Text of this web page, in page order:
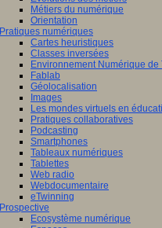
Métiers du numérique
Orientation
Pratiques numériques
Cartes heuristiques
Classes inversées
Environnement Numérique de
Fablab
Géolocalisation
Images
Les mondes virtuels en
Pratiques collaboratives
Podcasting
Smartphones
Tableaux numériques
Tablettes
Web radio
Webdocumentaire
eTwinning
Prospective
Ecosystème numérique